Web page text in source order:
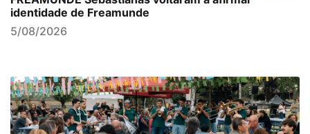
identidade de Freamunde
5/08/2026